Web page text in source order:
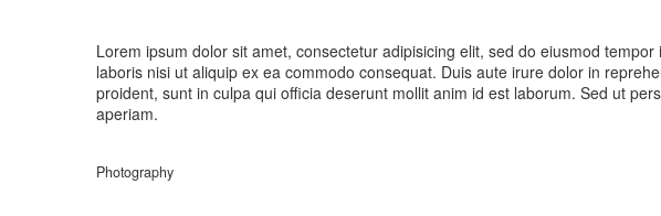
Lorem ipsum dolor sit amet, consectetur adipisicing elit, sed do eiusmod
laboris nisi ut aliquip ex ea commodo consequat. Duis aute irure dolor in
proident, sunt in culpa qui officia deserunt mollit anim id est laborum. Sed ut
aperiam.
Photography